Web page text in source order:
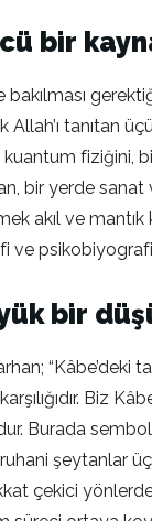
bir
bakılması
tanıtan
kuantum
bir yerde
akıl ve
psikobiyografi
bir
“Kâbe’deki
Biz
Burada
şeytanlar
çekici